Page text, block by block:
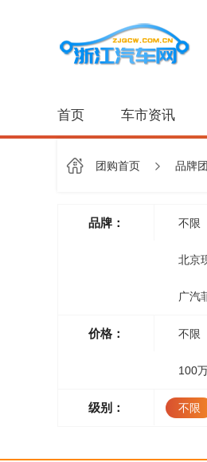
首页 车市资讯
团购首页 品牌
品牌： 不限
北京
广汽
价格： 不限
100
级别： 不限